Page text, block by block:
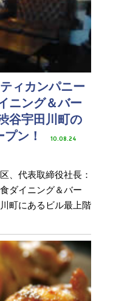
ィカンパニー
ニング＆バー
谷宇田川町の
ン！
10.08.24
、代表取締役社長：
ダイニング＆バー
町にあるビル最上階